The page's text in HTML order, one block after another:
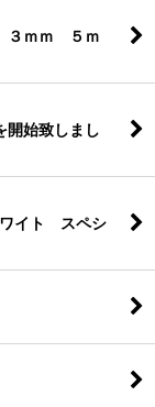
３ｍｍ ５ｍ
始致しまし
イト スペシ